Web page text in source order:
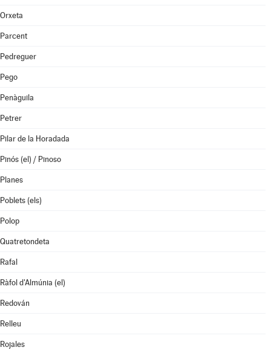
Orxeta
Parcent
Pedreguer
Pego
Penàguila
Petrer
Pilar de la Horadada
Pinós (el) / Pinoso
Planes
Poblets (els)
Polop
Quatretondeta
Rafal
Ràfol d'Almúnia (el)
Redován
Relleu
Rojales